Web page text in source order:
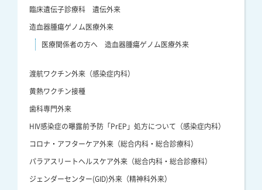
臨床遺伝子診療科 遺伝外来
造血器腫瘍ゲノム医療外来
医療関係者の方へ 造血器腫瘍ゲノム医療外来
渡航ワクチン外来（感染症内科）
黄熱ワクチン接種
歯科専門外来
HIV感染症の曝露前予防「PrEP」処方について（感染症内科）
コロナ・アフターケア外来（総合内科・総合診療科）
パラアスリートヘルスケア外来（総合内科・総合診療科）
ジェンダーセンター(GID)外来（精神科外来）